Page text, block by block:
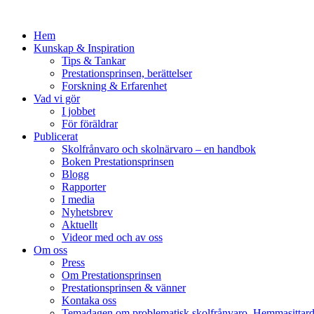
Hem
Kunskap & Inspiration
Tips & Tankar
Prestationsprinsen, berättelser
Forskning & Erfarenhet
Vad vi gör
I jobbet
För föräldrar
Publicerat
Skolfrånvaro och skolnärvaro – en handbok
Boken Prestationsprinsen
Blogg
Rapporter
I media
Nyhetsbrev
Aktuellt
Videor med och av oss
Om oss
Press
Om Prestationsprinsen
Prestationsprinsen & vänner
Kontaka oss